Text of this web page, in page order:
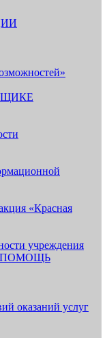
«Красная
учреждения
ПОМОЩЬ
оказаний услуг